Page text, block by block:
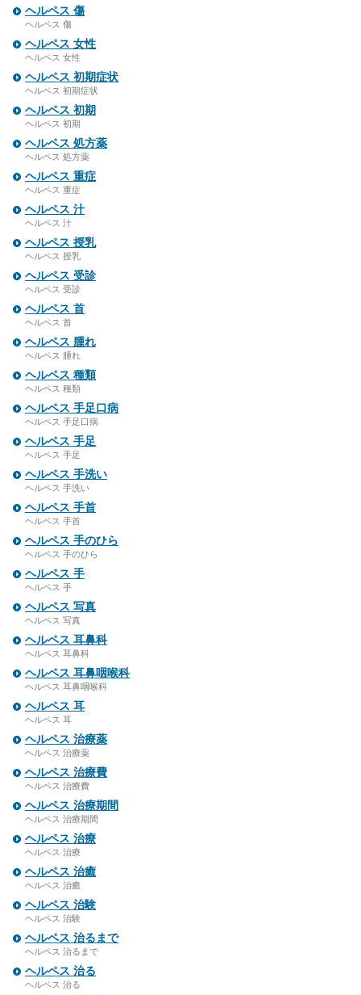
ヘルペス 傷
ヘルペス 傷
ヘルペス 女性
ヘルペス 女性
ヘルペス 初期症状
ヘルペス 初期症状
ヘルペス 初期
ヘルペス 初期
ヘルペス 処方薬
ヘルペス 処方薬
ヘルペス 重症
ヘルペス 重症
ヘルペス 汁
ヘルペス 汁
ヘルペス 授乳
ヘルペス 授乳
ヘルペス 受診
ヘルペス 受診
ヘルペス 首
ヘルペス 首
ヘルペス 腫れ
ヘルペス 腫れ
ヘルペス 種類
ヘルペス 種類
ヘルペス 手足口病
ヘルペス 手足口病
ヘルペス 手足
ヘルペス 手足
ヘルペス 手洗い
ヘルペス 手洗い
ヘルペス 手首
ヘルペス 手首
ヘルペス 手のひら
ヘルペス 手のひら
ヘルペス 手
ヘルペス 手
ヘルペス 写真
ヘルペス 写真
ヘルペス 耳鼻科
ヘルペス 耳鼻科
ヘルペス 耳鼻咽喉科
ヘルペス 耳鼻咽喉科
ヘルペス 耳
ヘルペス 耳
ヘルペス 治療薬
ヘルペス 治療薬
ヘルペス 治療費
ヘルペス 治療費
ヘルペス 治療期間
ヘルペス 治療期間
ヘルペス 治療
ヘルペス 治療
ヘルペス 治癒
ヘルペス 治癒
ヘルペス 治験
ヘルペス 治験
ヘルペス 治るまで
ヘルペス 治るまで
ヘルペス 治る
ヘルペス 治る